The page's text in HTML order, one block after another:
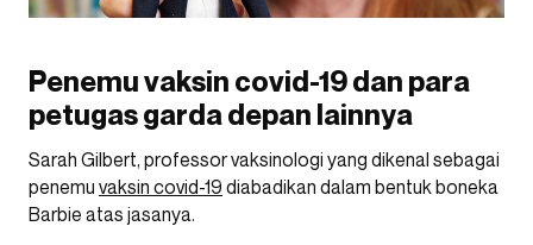
Penemu vaksin covid-19 dan para
petugas garda depan lainnya
Sarah Gilbert, professor vaksinologi yang dikenal sebagai
penemu vaksin covid-19 diabadikan dalam bentuk boneka
Barbie atas jasanya.